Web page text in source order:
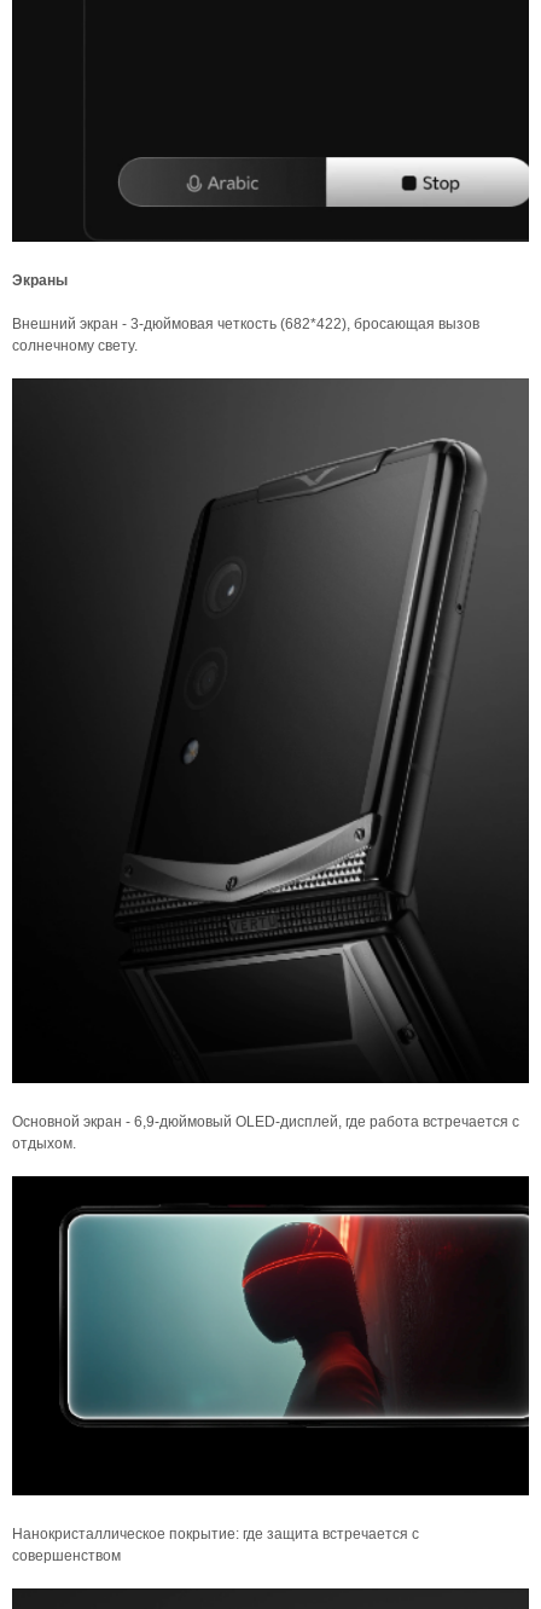
Экраны
Внешний экран - 3-дюймовая четкость (682*422), бросающая вызов
солнечному свету.
Основной экран - 6,9-дюймовый OLED-дисплей, где работа встречается с
отдыхом.
Нанокристаллическое покрытие: где защита встречается с
совершенством